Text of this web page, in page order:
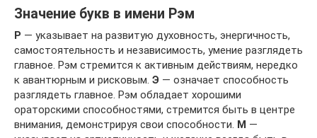
Значение букв в имени Рэм
Р — указывает на развитую духовность, энергичность,
самостоятельность и независимость, умение разглядеть
главное. Рэм стремится к активным действиям, нередко
к авантюрным и рисковым. Э — означает способность
разглядеть главное. Рэм обладает хорошими
ораторскими способностями, стремится быть в центре
внимания, демонстрируя свои способности. М —